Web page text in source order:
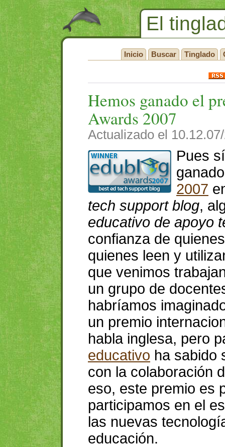
El
Inicio Buscar Tinglado
Hemos ganado el
Awards 2007
Actualizado el
Pues
2007
tech support blog,
educativo de apoyo
confianza de
quienes leen y
que venimos
un grupo de
habríamos
un premio
habla inglesa, pero
educativo ha sabido
con la colaboración
eso, este premio es
participamos en el
las nuevas
educación.